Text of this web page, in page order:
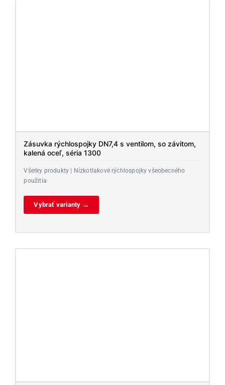
Zásuvka rýchlospojky DN7,4 s ventilom, so závitom,
kalená oceľ, séria 1300
Všetky produkty | Nízkotlakové rýchlospojky všeobecného
použitia
Vybrať varianty →